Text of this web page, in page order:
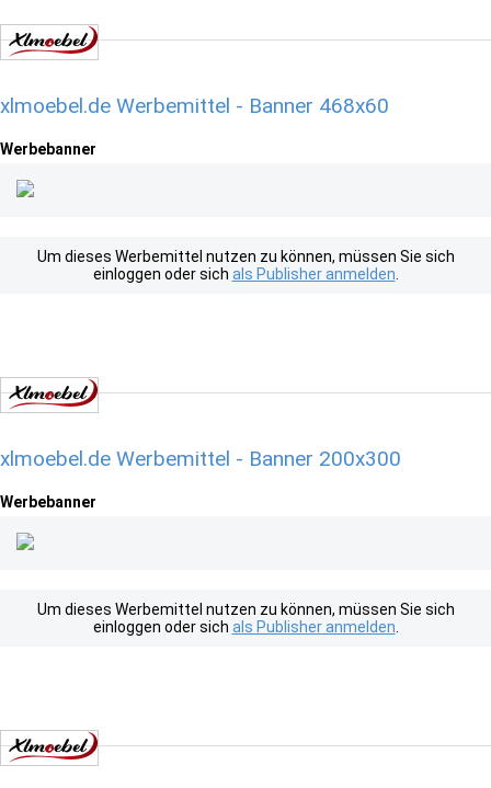
xlmoebel.de Werbemittel - Banner 468x60
Werbebanner
Um dieses Werbemittel nutzen zu können, müssen Sie sich
einloggen oder sich als Publisher anmelden
xlmoebel.de Werbemittel - Banner 200x300
Werbebanner
Um dieses Werbemittel nutzen zu können, müssen Sie sich
einloggen oder sich als Publisher anmelden